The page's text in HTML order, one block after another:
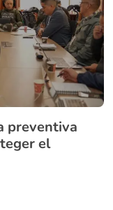
preventiva
el